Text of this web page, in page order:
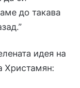
до такава
идея на
Христамян: